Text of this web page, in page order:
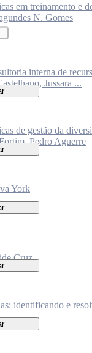
em treinamento e
N. Gomes
interna de
Jussara ...
de gestão da
Pedro Aguerre
York
Cruz
identificando e